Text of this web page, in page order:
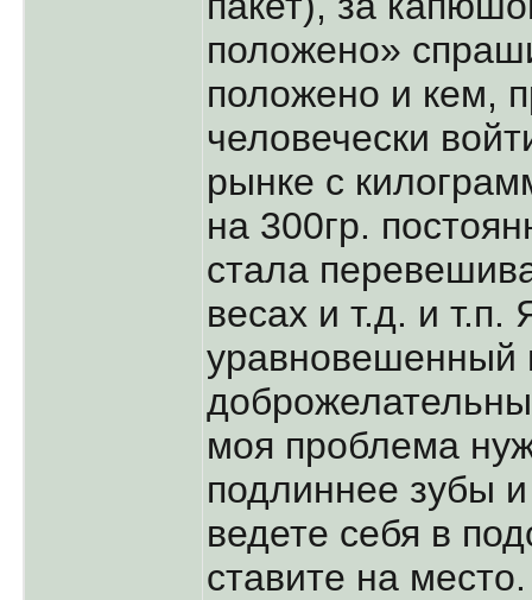
положено»
положено и кем,
человечески
рынке с
на 300гр.
стала
весах и т.д. и т.п.
уравновешенный
моя проблема
подлиннее зубы
ведете себя в
ставите на место.